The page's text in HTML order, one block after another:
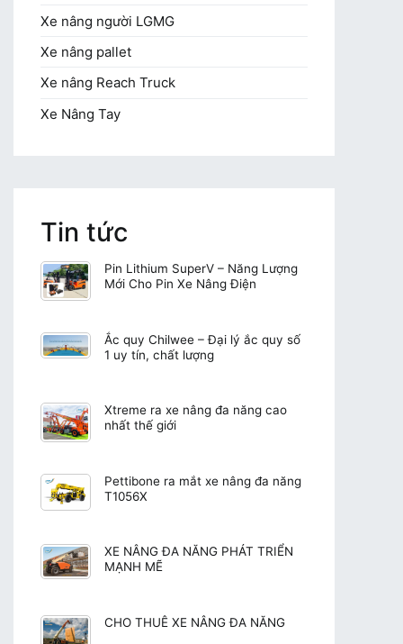
Xe nâng người LGMG
Xe nâng pallet
Xe nâng Reach Truck
Xe Nâng Tay
Tin tức
Pin Lithium SuperV – Năng Lượng
Mới Cho Pin Xe Nâng Điện
Ắc quy Chilwee – Đại lý ắc quy số
1 uy tín, chất lượng
Xtreme ra xe nâng đa năng cao
nhất thế giới
Pettibone ra mắt xe nâng đa năng
T1056X
XE NÂNG ĐA NĂNG PHÁT TRIỂN
MẠNH MẼ
CHO THUÊ XE NÂNG ĐA NĂNG